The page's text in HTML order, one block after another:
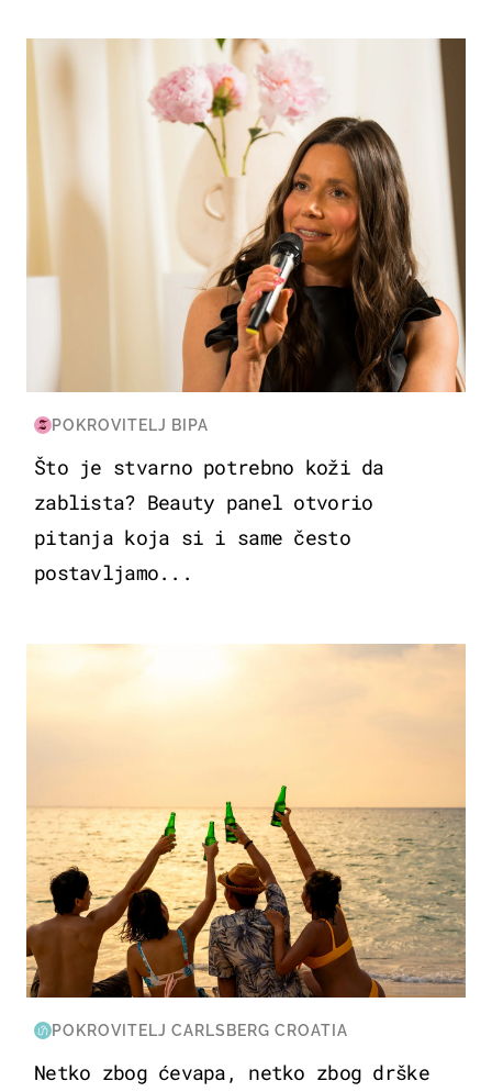
MODA & LJEPOTA
POKROVITELJ BIPA
Što je stvarno potrebno koži da
zablista? Beauty panel otvorio
pitanja koja si i same često
postavljamo...
POKROVITELJ CARLSBERG CROATIA
Netko zbog ćevapa, netko zbog drške